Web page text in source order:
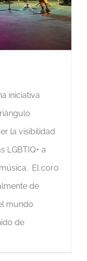
iniciativa
la visibilidad
LGBTIQ+ a
El coro
de
mundo
de